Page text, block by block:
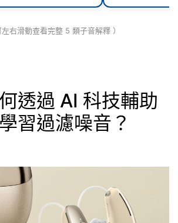
左右滑動查看完整 5 類子音解釋 ）
透過 AI 科技輔助
習過濾噪音？